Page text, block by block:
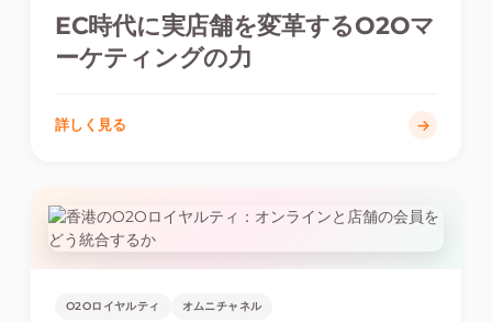
EC時代に実店舗を変革するO2Oマ
ーケティングの力
詳しく見る
O2Oロイヤルティ オムニチャネル